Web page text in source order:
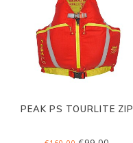
PEAK PS TOURLITE ZIP